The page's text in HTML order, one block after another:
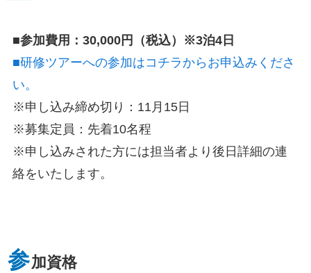
■参加費用：30,000円（税込）※3泊4日
■研修ツアーへの参加はコチラからお申込みくださ
い。
※申し込み締め切り：11月15日
※募集定員：先着10名程
※申し込みされた方には担当者より後日詳細の連
絡をいたします。
参加資格